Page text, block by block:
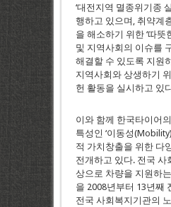
‘대전지역 멸종위기종
행하고 있으며, 취약계
을 해소하기 위한 ‘따뜻
및 지역사회의 이슈를
해결할 수 있도록 지원
지역사회와 상생하기
헌 활동을 실시하고 있
이와 함께 한국타이어
특성인 ‘이동성
적 가치창출을 위한 다
전개하고 있다. 전국 사
상으로 차량을 지원하는
을 2008년부터 13년째
전국 사회복지기관의